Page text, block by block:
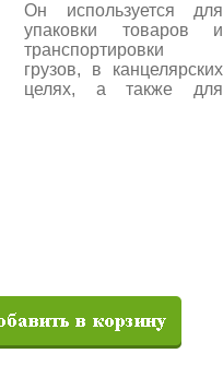
Он используется для
упаковки товаров и
транспортировки
грузов, в канцелярских
целях, а также для